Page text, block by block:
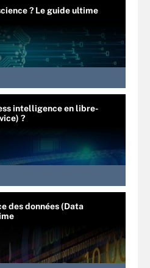
? Le guide ultime
intelligence en libre-
?
des données (Data